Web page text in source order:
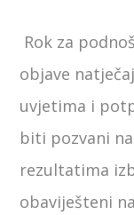
Rok za
objave
uvjetima i
biti pozvani
rezultatima
obaviješteni